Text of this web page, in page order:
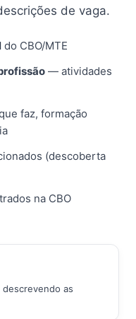
de vaga.
do CBO/MTE
— atividades
faz, formação
(descoberta
na CBO
descrevendo as